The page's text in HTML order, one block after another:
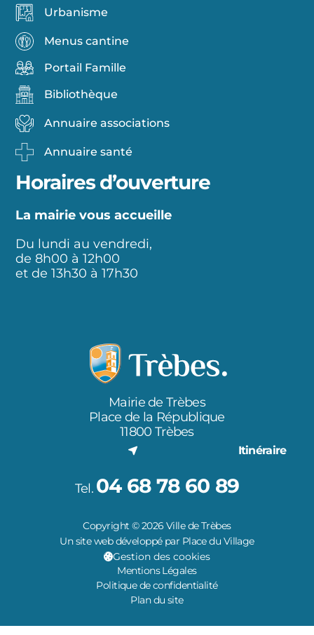
Urbanisme
Menus cantine
Portail Famille
Bibliothèque
Annuaire associations
Annuaire santé
Horaires d’ouverture
La mairie vous accueille
Du lundi au vendredi,
de 8h00 à 12h00
et de 13h30 à 17h30
Mairie de Trèbes
Place de la République
11800 Trèbes
Itinéraire
Tel. 04 68 78 60 89
Copyright © 2026 Ville de Trèbes
Un site web développé par Place du Village
Gestion des cookies
Mentions Légales
Politique de confidentialité
Plan du site